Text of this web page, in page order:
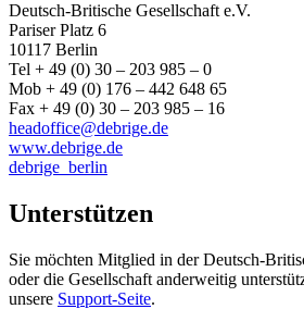
Deutsch-Britische Gesellschaft e.V.
Pariser Platz 6
10117 Berlin
Tel + 49 (0) 30 – 203 985 – 0
Mob + 49 (0) 176 – 442 648 65
Fax + 49 (0) 30 – 203 985 – 16
headoffice@debrige.de
www.debrige.de
debrige_berlin
Unterstützen
Sie möchten Mitglied in der Deutsch-
oder die Gesellschaft anderweitig
unsere Support-Seite.